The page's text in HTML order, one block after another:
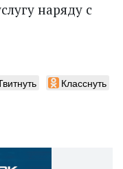
наряду с
Класснуть